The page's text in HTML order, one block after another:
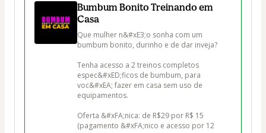
Bumbum Bonito Treinando em
Casa
Que mulher n&#xE3;o sonha com um
bumbum bonito, durinho e de dar inveja?
Tenha acesso a 2 treinos completos
espec&#xED;ficos de bumbum, para
voc&#xEA; fazer em casa sem uso de
equipamentos.
Oferta &#xFA;nica: de R$29 por R$ 15
(pagamento &#xFA;nico e acesso por 12